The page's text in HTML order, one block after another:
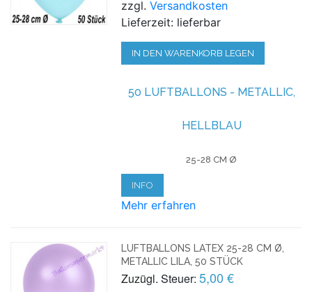
zzgl.Versandkosten
Lieferzeit: lieferbar
IN DEN WARENKORB LEGEN
50 LUFTBALLONS - METALLIC,
HELLBLAU
25-28 CM Ø
INFO
Mehr erfahren
LUFTBALLONS LATEX 25-28 CM Ø,
METALLIC LILA, 50 STÜCK
Zuzügl. Steuer: 5,00 €